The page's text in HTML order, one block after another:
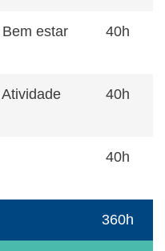
estar
40h
40h
40h
360h